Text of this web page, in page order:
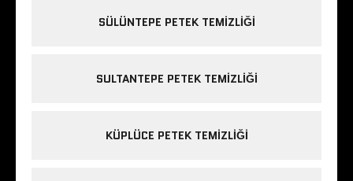
SÜLÜNTEPE PETEK TEMIZLIĞI
SULTANTEPE PETEK TEMIZLIĞI
KÜPLÜCE PETEK TEMIZLIĞI